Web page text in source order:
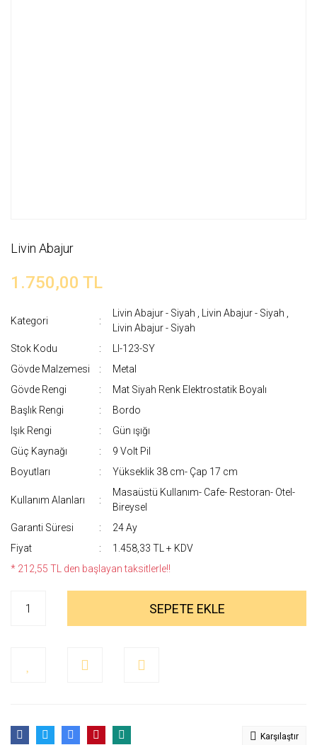
Livin Abajur
1.750,00 TL
Kategori
Livin Abajur - Siyah Livin Abajur - Siyah
Livin Abajur - Siyah
Stok Kodu
LI-123-SY
Gövde Malzemesi
Metal
Gövde Rengi
Mat Siyah Renk Elektrostatik Boyalı
Başlık Rengi
Bordo
Işık Rengi
Gün ışığı
Güç Kaynağı
9 Volt Pil
Boyutları
Yükseklik 38 cm- Çap 17 cm
Kullanım Alanları
Masaüstü Kullanım- Cafe- Restoran- Otel-
Bireysel
Garanti Süresi
24 Ay
Fiyat
1.458,33 TL + KDV
* 212,55 TL den başlayan taksitlerle!!
SEPETE EKLE
Karşılaştır